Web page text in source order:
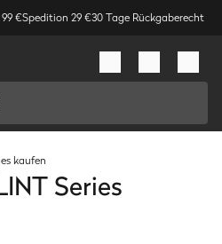
€Spedition 29 €30 Tage Rückgaberecht
kaufen
Series